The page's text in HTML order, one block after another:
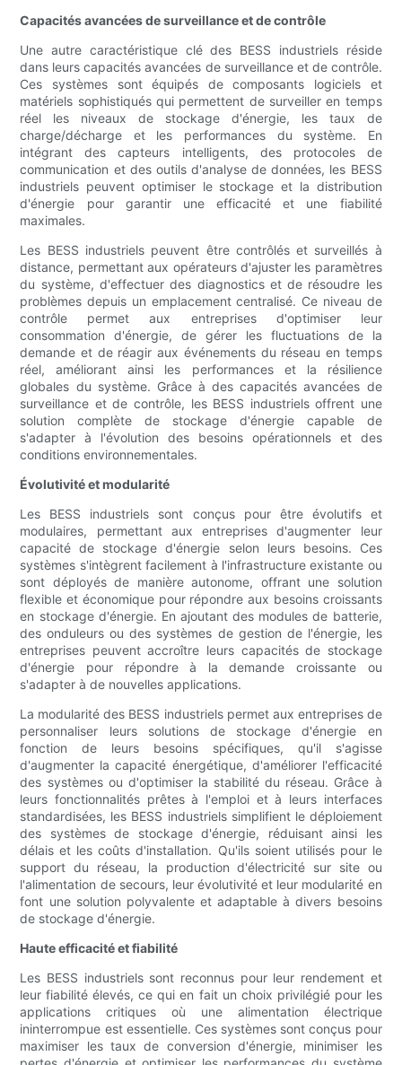
Capacités avancées de surveillance et de contrôle
Une autre caractéristique clé des BESS industriels réside
dans leurs capacités avancées de surveillance et de contrôle.
Ces systèmes sont équipés de composants logiciels et
matériels sophistiqués qui permettent de surveiller en temps
réel les niveaux de stockage d'énergie, les taux de
charge/décharge et les performances du système. En
intégrant des capteurs intelligents, des protocoles de
communication et des outils d'analyse de données, les BESS
industriels peuvent optimiser le stockage et la distribution
d'énergie pour garantir une efficacité et une fiabilité
maximales.
Les BESS industriels peuvent être contrôlés et surveillés à
distance, permettant aux opérateurs d'ajuster les paramètres
du système, d'effectuer des diagnostics et de résoudre les
problèmes depuis un emplacement centralisé. Ce niveau de
contrôle permet aux entreprises d'optimiser leur
consommation d'énergie, de gérer les fluctuations de la
demande et de réagir aux événements du réseau en temps
réel, améliorant ainsi les performances et la résilience
globales du système. Grâce à des capacités avancées de
surveillance et de contrôle, les BESS industriels offrent une
solution complète de stockage d'énergie capable de
s'adapter à l'évolution des besoins opérationnels et des
conditions environnementales.
Évolutivité et modularité
Les BESS industriels sont conçus pour être évolutifs et
modulaires, permettant aux entreprises d'augmenter leur
capacité de stockage d'énergie selon leurs besoins. Ces
systèmes s'intègrent facilement à l'infrastructure existante ou
sont déployés de manière autonome, offrant une solution
flexible et économique pour répondre aux besoins croissants
en stockage d'énergie. En ajoutant des modules de batterie,
des onduleurs ou des systèmes de gestion de l'énergie, les
entreprises peuvent accroître leurs capacités de stockage
d'énergie pour répondre à la demande croissante ou
s'adapter à de nouvelles applications.
La modularité des BESS industriels permet aux entreprises de
personnaliser leurs solutions de stockage d'énergie en
fonction de leurs besoins spécifiques, qu'il s'agisse
d'augmenter la capacité énergétique, d'améliorer l'efficacité
des systèmes ou d'optimiser la stabilité du réseau. Grâce à
leurs fonctionnalités prêtes à l'emploi et à leurs interfaces
standardisées, les BESS industriels simplifient le déploiement
des systèmes de stockage d'énergie, réduisant ainsi les
délais et les coûts d'installation. Qu'ils soient utilisés pour le
support du réseau, la production d'électricité sur site ou
l'alimentation de secours, leur évolutivité et leur modularité en
font une solution polyvalente et adaptable à divers besoins
de stockage d'énergie.
Haute efficacité et fiabilité
Les BESS industriels sont reconnus pour leur rendement et
leur fiabilité élevés, ce qui en fait un choix privilégié pour les
applications critiques où une alimentation électrique
ininterrompue est essentielle. Ces systèmes sont conçus pour
maximiser les taux de conversion d'énergie, minimiser les